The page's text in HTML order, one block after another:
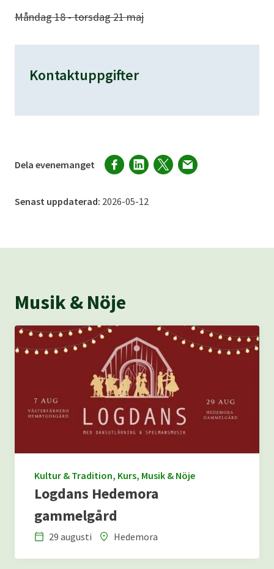
Måndag 18 - torsdag 21 maj
Kontaktuppgifter
Dela evenemanget
Senast uppdaterad: 2026-05-12
Musik & Nöje
Kultur & Tradition, Kurs, Musik & Nöje
Logdans Hedemora
gammelgård
29 augusti
Hedemora